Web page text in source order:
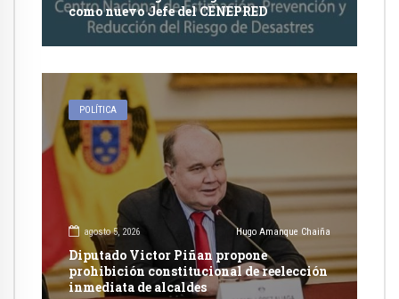
como nuevo Jefe del CENEPRED
POLÍTICA
agosto 5, 2026 Hugo Amanque Chaiña
Diputado Victor Piñan propone
prohibición constitucional de reelección
inmediata de alcaldes